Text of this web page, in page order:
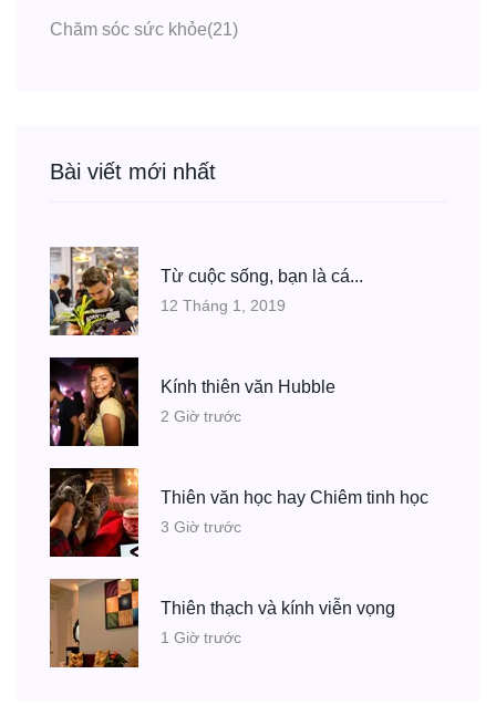
Chăm sóc sức khỏe(21)
Bài viết mới nhất
Từ cuộc sống, bạn là cá...
12 Tháng 1, 2019
Kính thiên văn Hubble
2 Giờ trước
Thiên văn học hay Chiêm tinh học
3 Giờ trước
Thiên thạch và kính viễn vọng
1 Giờ trước